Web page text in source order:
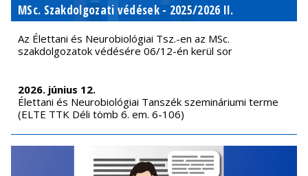
MSc. Szakdolgozati védések - 2025/2026 II.
Az Élettani és Neurobiológiai Tsz.-en az MSc.
szakdolgozatok védésére 06/12-én kerül sor
2026. június 12.
Élettani és Neurobiológiai Tanszék szemináriumi terme
(ELTE TTK Déli tömb 6. em. 6-106)